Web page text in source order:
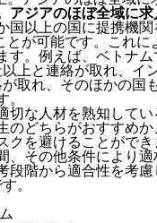
アジアのほぼ全域に求
国以上の国に提携機
とが可能です。これに
す。例えば、ベトナ
上と連絡が取れ、イ
取れ、そのほかの国
。
切な人材を熟知して
のどちらがおすすめか
クを避けることがで
、その他条件により
段階から適合性を考
。